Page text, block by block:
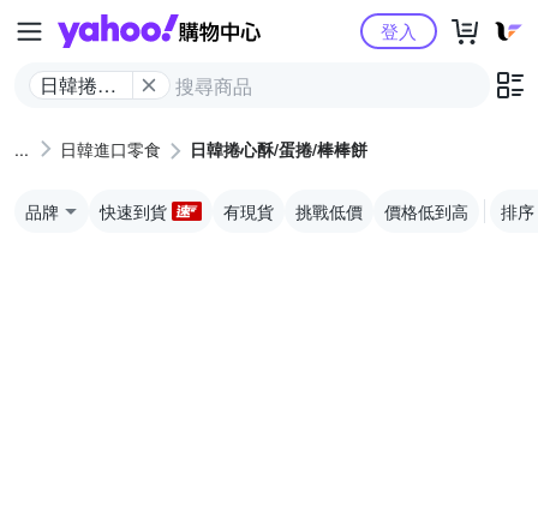
Yahoo購物中心
日韓捲心
棒餅
登入
日韓進口零食 日韓捲心酥/蛋捲/棒棒餅
品牌 快速到貨 有現貨 挑戰低價 價格低到高 排序